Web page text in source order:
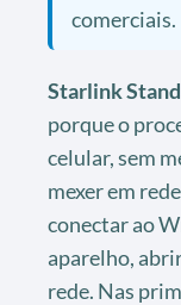
comerciais.
Starlink
porque o
celular, sem
mexer em
conectar ao
aparelho,
rede. Nas